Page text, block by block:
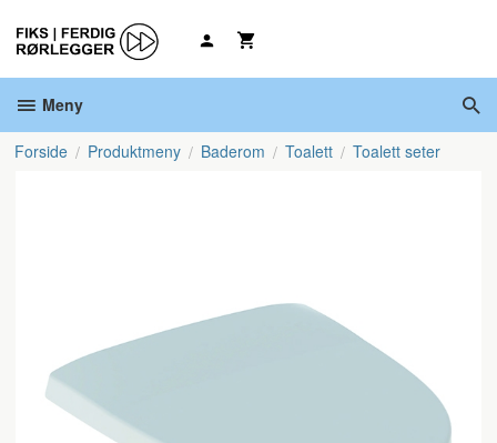
innholdet
Meny
Forside Produktmeny Baderom Toalett Toalett seter